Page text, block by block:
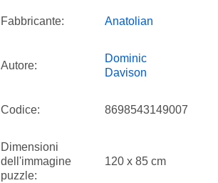
Fabbricante: Anatolian
Autore:
Dominic
Davison
Codice: 8698543149007
Dimensioni
dell'immagine
puzzle:
120 x 85 cm